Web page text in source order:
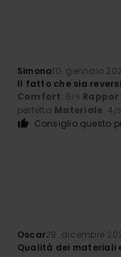
Simona10. gennaio
Il fatto che sia
Comfort: 5/5
perfetta Materiale: 4/5
Consiglio questo
Oscar29. dicembre
Qualità dei materiali